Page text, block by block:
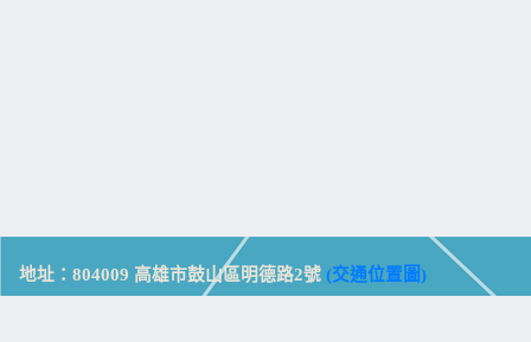
地址：804009 高雄市鼓山區明德路2號 (交通位置圖)